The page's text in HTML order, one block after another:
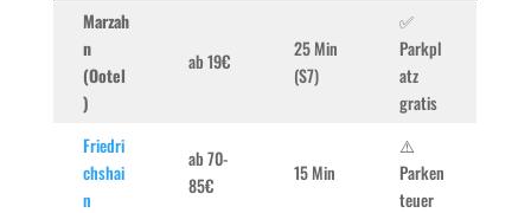
Marzah
n
(Ootel
)
ab 19€
25 Min
(S7)
✅
Parkpl
atz
gratis
Friedri
chshai
n
ab 70-
85€
15 Min
⚠️
Parken
teuer